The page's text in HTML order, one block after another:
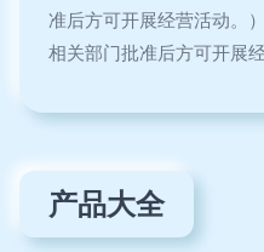
准后方可开展经营活动。
相关部门批准后方可开展
产品大全